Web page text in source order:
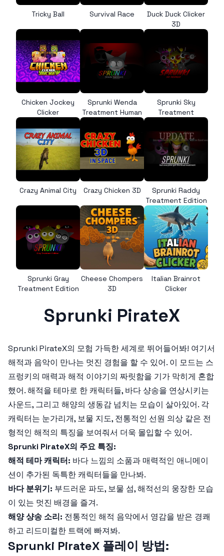
Tricky Ball Survival Race
Duck Duck Clicker
3D
Chicken Jockey
Clicker
Sprunki Wenda
Treatment Human
Sprunki Sky
Treatment
Crazy Animal City Crazy Chicken 3D
Sprunki Raddy
Treatment Edition
Sprunki Gray
Treatment Edition
Cheese Chompers
3D
Italian Brainrot
Clicker
Sprunki PirateX
Sprunki PirateX의 모험 가득한 세계로 뛰어들어봐! 여기서
해적과 음악이 만나는 멋진 경험을 할 수 있어. 이 모드는 스
프렁키의 매력과 해적 이야기의 짜릿함을 기가 막히게 혼합
했어. 해적을 테마로 한 캐릭터들, 바다 샹송을 연상시키는
사운드, 그리고 해양의 생동감 넘치는 모습이 살아있어. 각
캐릭터는 눈가리개, 보물 지도, 전통적인 선원 의상 같은 전
형적인 해적의 특징을 보여줘서 더욱 몰입할 수 있어.
Sprunki PirateX의 주요 특징:
해적 테마 캐릭터: 바다 느낌의 소품과 매력적인 애니메이
션이 추가된 독특한 캐릭터들을 만나봐.
바다 분위기: 부드러운 파도, 보물 섬, 해적선의 웅장한 모습
이 있는 멋진 배경을 즐겨.
해양 샹송 소리: 전통적인 해적 음악에서 영감을 받은 경쾌
하고 리드미컬한 트랙에 빠져봐.
Sprunki PirateX 플레이 방법: